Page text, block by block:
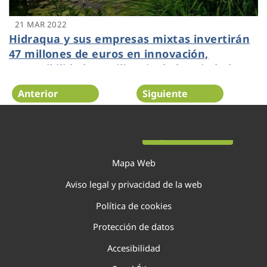
21 MAR 2022
Hidraqua y sus empresas mixtas invertirán
47 millones de euros en innovación,
sostenibilidad y resiliencia de las ciudades
en la Comunitat Valenciana durante 2022
Anterior Siguiente
Mapa Web
Aviso legal y privacidad de la web
Política de cookies
Protección de datos
Accesibilidad